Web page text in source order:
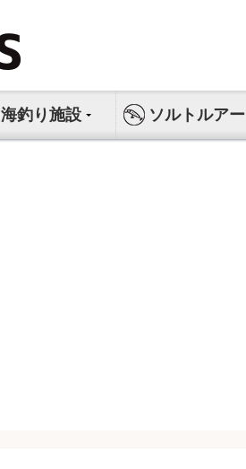
海釣り施設 ソルトルアー